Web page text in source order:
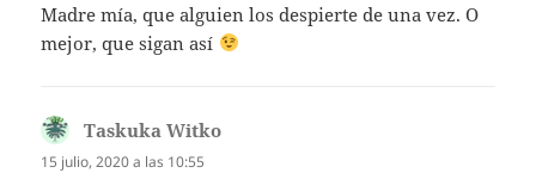
Madre mía, que alguien los despierte de una vez. O
mejor, que sigan así
Taskuka Witko
15 julio, 2020 a las 10:55